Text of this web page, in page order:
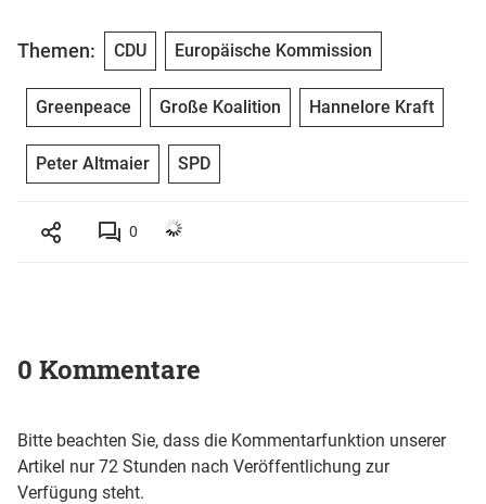
Themen: CDU Europäische Kommission
Greenpeace Große Koalition Hannelore Kraft
Peter Altmaier SPD
0
0 Kommentare
Bitte beachten Sie, dass die Kommentarfunktion unserer
Artikel nur 72 Stunden nach Veröffentlichung zur
Verfügung steht.